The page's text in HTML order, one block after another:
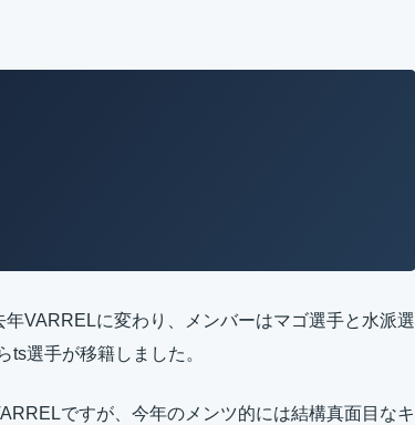
VARRELに変わり、メンバーはマゴ選手と水派選
選手が移籍しました。
ですが、今年のメンツ的には結構真面目なキ